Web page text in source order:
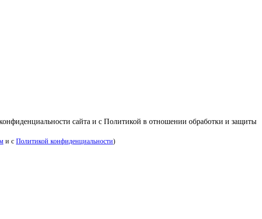
сайта и с Политикой в отношении обработки и защиты
и с Политикой конфиденциальности)